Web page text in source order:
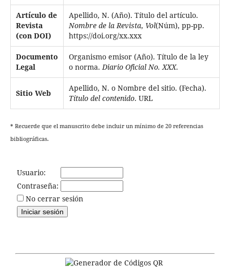
Artículo de
Revista
(con DOI)
Apellido, N. (Año). Título del artículo.
Nombre de la Revista, Vol(Núm), pp-pp.
https://doi.org/xx.xxx
Documento
Legal
Organismo emisor (Año). Título de la ley
o norma.Diario Oficial No. XXX.
Sitio Web
Apellido, N. o Nombre del sitio. (Fecha).
Título del contenido. URL
* Recuerde que el manuscrito debe incluir un mínimo de 20 referencias
bibliográficas.
Usuario:
Contraseña:
No cerrar sesión